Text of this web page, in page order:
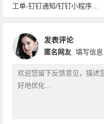
工单-钉钉通知/钉钉小程序功能说明
发表评论
匿名网友 填写信息